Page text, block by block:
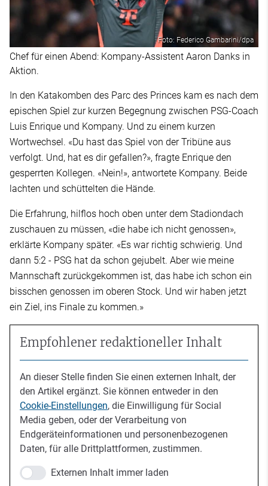
Foto: Federico Gambarini/dpa
Chef für einen Abend: Kompany-Assistent Aaron Danks in
Aktion.
In den Katakomben des Parc des Princes kam es nach dem
epischen Spiel zur kurzen Begegnung zwischen PSG-Coach
Luis Enrique und Kompany. Und zu einem kurzen
Wortwechsel. «Du hast das Spiel von der Tribüne aus
verfolgt. Und, hat es dir gefallen?», fragte Enrique den
gesperrten Kollegen. «Nein!», antwortete Kompany. Beide
lachten und schüttelten die Hände.
Die Erfahrung, hilflos hoch oben unter dem Stadiondach
zuschauen zu müssen, «die habe ich nicht genossen»,
erklärte Kompany später. «Es war richtig schwierig. Und
dann 5:2 - PSG hat da schon gejubelt. Aber wie meine
Mannschaft zurückgekommen ist, das habe ich schon ein
bisschen genossen im oberen Stock. Und wir haben jetzt
ein Ziel, ins Finale zu kommen.»
Empfohlener redaktioneller Inhalt
An dieser Stelle finden Sie einen externen Inhalt, der
den Artikel ergänzt. Sie können entweder in den
Cookie-Einstellungen, die Einwilligung für Social
Media geben, oder der Verarbeitung von
Endgeräteinformationen und personenbezogenen
Daten, für alle Drittplattformen, zustimmen.
Externen Inhalt immer laden